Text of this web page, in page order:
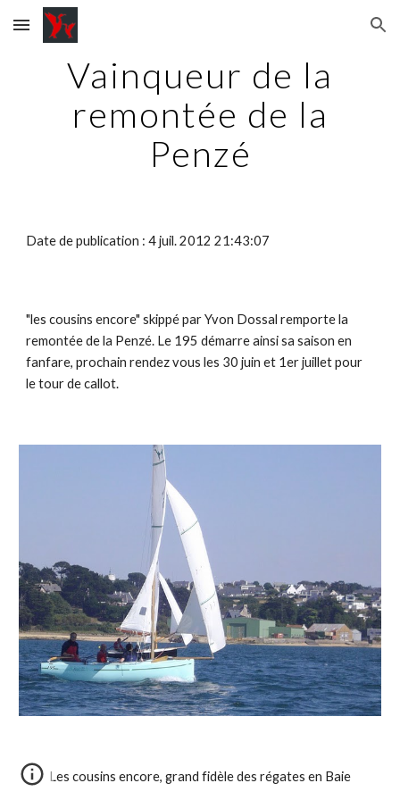
Skip to main content Skip to navigation
Vainqueur de la
remontée de la
Penzé
Date de publication : 4 juil. 2012 21:43:07
"les cousins encore" skippé par Yvon Dossal remporte la
remontée de la Penzé. Le 195 démarre ainsi sa saison en
fanfare, prochain rendez vous les 30 juin et 1er juillet pour
le tour de callot.
Les cousins encore, grand fidèle des régates en Baie